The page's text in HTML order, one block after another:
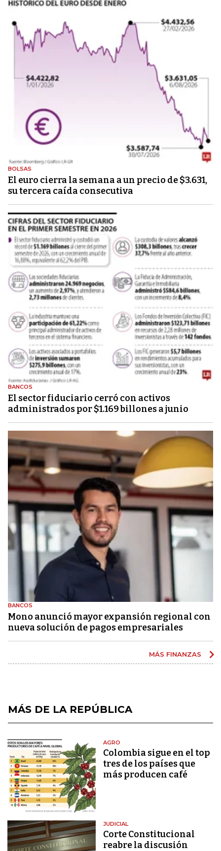
BOLSAS
El euro cierra la semana a un precio de $3.631,
su tercera caída consecutiva
BANCOS
El sector fiduciario cerró con activos
administrados por $1.169 billones a junio
BANCOS
Mono anunció mayor expansión regional con
nueva solución de pagos empresariales
MÁS FINANZAS
MÁS DE LA REPÚBLICA
AGRO
Colombia sigue en el top
tres de los países que
más producen café
JUDICIAL
Corte Constitucional
reabre la discusión